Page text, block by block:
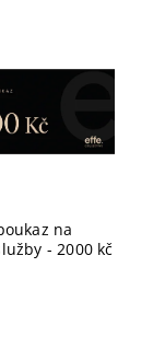
na
- 2000 kč